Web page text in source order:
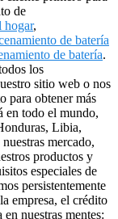
de
hogar,
de batería
de batería.
los
sitio web o nos
para obtener más
en todo el mundo,
Libia,
mercado,
productos y
especiales de
persistentemente
empresa, el crédito
nuestras mentes: